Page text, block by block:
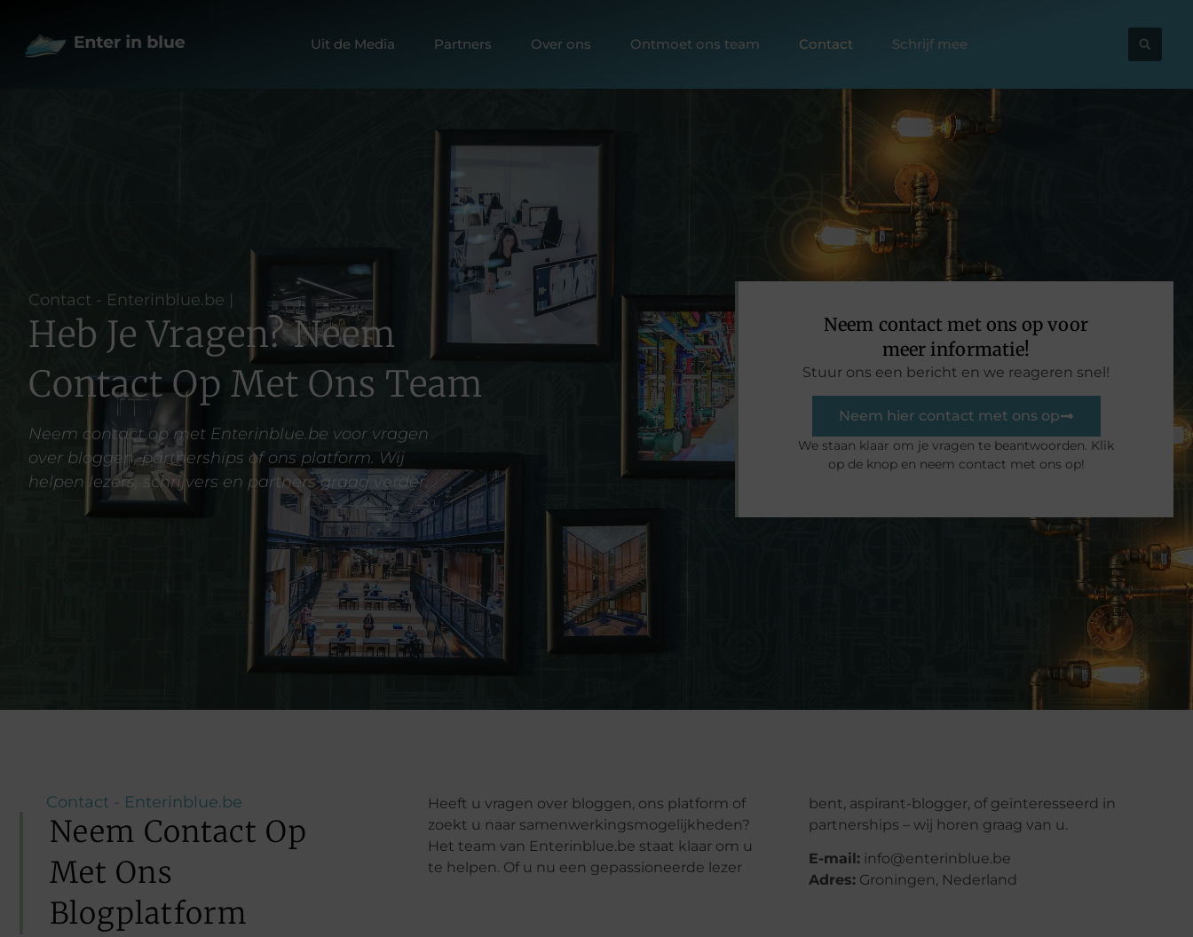
Uit de Media Partners Over ons Ontmoet ons team Contact Schrijf mee
Contact - Enterinblue.be |
Heb Je Vragen? Neem
Contact Op Met Ons Team
Neem contact op met Enterinblue.be voor vragen
over bloggen, partnerships of ons platform. Wij
helpen lezers, schrijvers en partners graag verder.
Neem contact met ons op voor
meer informatie!
Stuur ons een bericht en we reageren snel!
Neem hier contact met ons op
We staan ​​klaar om je vragen te beantwoorden. Klik
op de knop en neem contact met ons op!
Contact - Enterinblue.be
Neem Contact Op
Met Ons
Blogplatform
Heeft u vragen over bloggen, ons platform of
zoekt u naar samenwerkingsmogelijkheden?
Het team van Enterinblue.be staat klaar om u
te helpen. Of u nu een gepassioneerde lezer
bent, aspirant-blogger, of geïnteresseerd in
partnerships – wij horen graag van u.
E-mail: info@enterinblue.be
Adres: Groningen, Nederland